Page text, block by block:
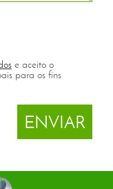
e aceito o
para os fins